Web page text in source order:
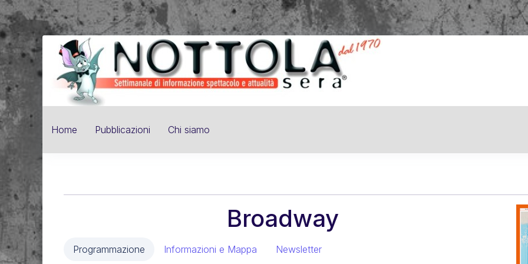
Home Pubblicazioni Chi siamo
Broadway
Programmazione Informazioni e Mappa Newsletter